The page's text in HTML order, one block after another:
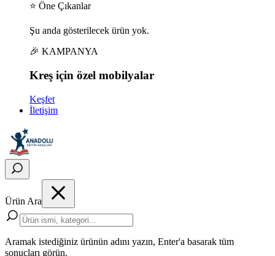
⭐ Öne Çıkanlar
Şu anda gösterilecek ürün yok.
🎉 KAMPANYA
Kreş için özel mobilyalar
Keşfet
İletişim
Ürün Ara
Aramak istediğiniz ürünün adını yazın, Enter'a basarak tüm
sonuçları görün.